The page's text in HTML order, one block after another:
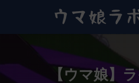
【ウマ娘】